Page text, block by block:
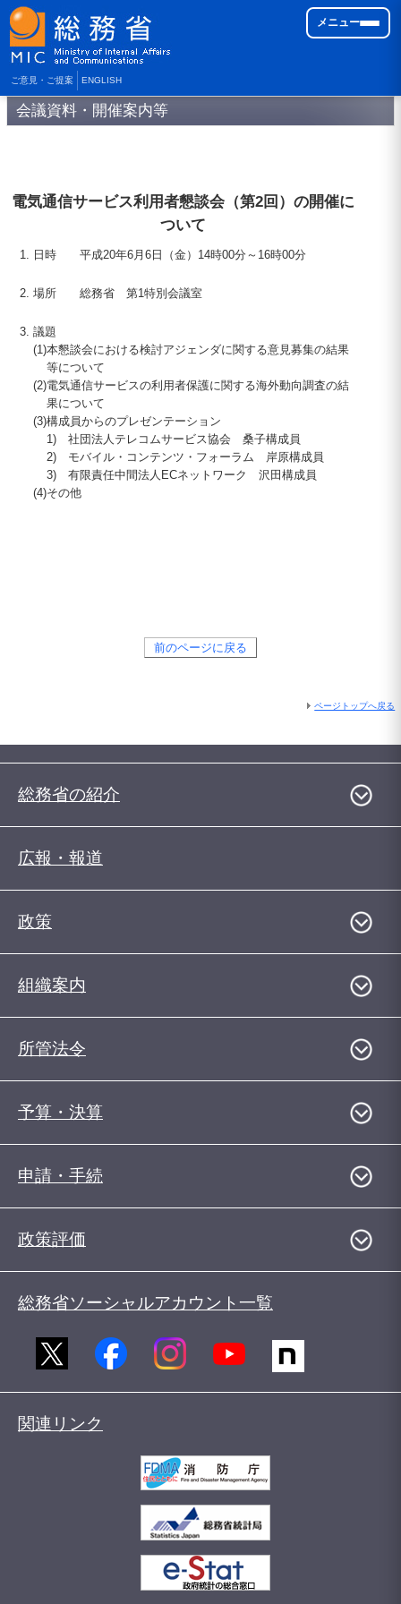
ご意見・ご提案 ENGLISH
メニュー
会議資料・開催案内等
電気通信サービス利用者懇談会（第2回）の開催に
ついて
日時 平成20年6月6日（金） 14時00分～ 16時00分
場所 総務省 第1特別会議室
議題
(1)本懇談会における検討アジェンダに関する意見募集の結果
等について
(2)電気通信サービスの利用者保護に関する海外動向調査の結
果について
(3)構成員からのプレゼンテーション
1) 社団法人テレコムサービス協会 桑子構成員
2) モバイル・コンテンツ・フォーラム 岸原構成員
3) 有限責任中間法人 ECネットワーク 沢田構成員
(4)その他
前のページに戻る
ページトップへ戻る
総務省の紹介
広報・報道
政策
組織案内
所管法令
予算・決算
申請・手続
政策評価
総務省ソーシャルアカウント一覧
関連リンク